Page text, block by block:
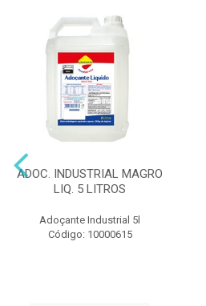
ADOC. INDUSTRIAL MAGRO
LIQ. 5 LITROS
Adoçante Industrial 5l
Código: 10000615